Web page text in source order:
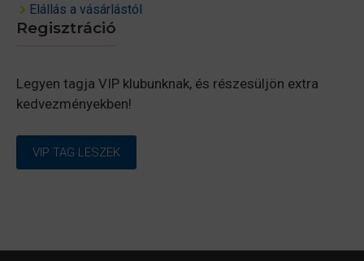
Elállás a vásárlástól
Regisztráció
Legyen tagja VIP klubunknak, és részesüljön extra
kedvezményekben!
VIP TAG LESZEK